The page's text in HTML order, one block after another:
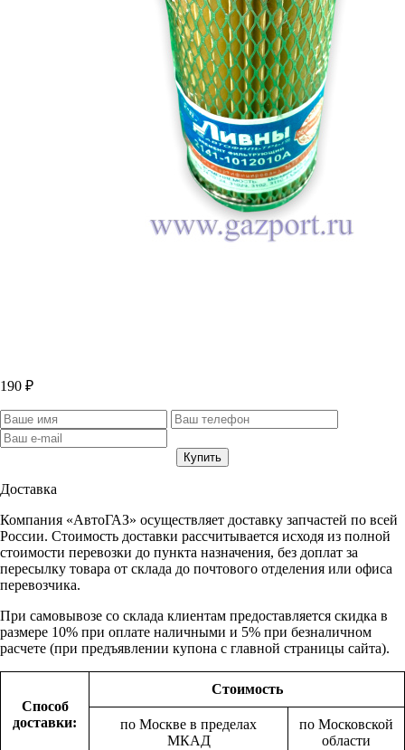
190 ₽
Доставка
Компания «АвтоГАЗ» осуществляет доставку запчастей по всей
России. Стоимость доставки рассчитывается исходя из полной
стоимости перевозки до пункта назначения, без доплат за
пересылку товара от склада до почтового отделения или офиса
перевозчика.
При самовывозе со склада клиентам предоставляется скидка в
размере 10% при оплате наличными и 5% при безналичном
расчете (при предъявлении купона с главной страницы сайта).
Способ
доставки:
Стоимость
по Москве в пределах
МКАД
по Московской
области